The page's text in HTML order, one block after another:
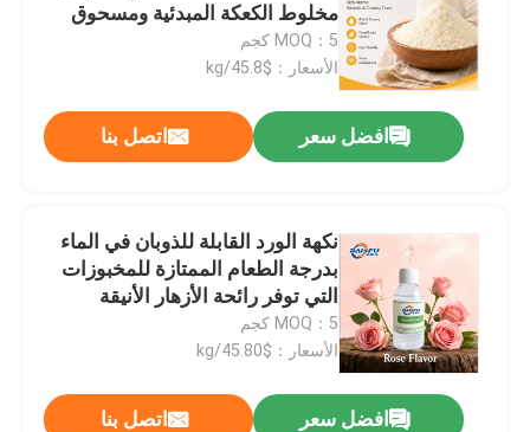
مخلوط الكعكة المبدئية ومسحوق
المعجنات
MOQ：5 كجم
الأسعار：$45.8/kg
افضل سعر اتصل بنا
نكهة الورد القابلة للذوبان في الماء
بدرجة الطعام الممتازة للمخبوزات
التي توفر رائحة الأزهار الأنيقة
MOQ：5 كجم
الأسعار：$45.80/kg
افضل سعر اتصل بنا